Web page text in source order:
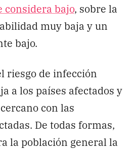
considera bajo, sobre la
muy baja y un
bajo.
riesgo de infección
a los países afectados y
con las
De todas formas,
la población general la